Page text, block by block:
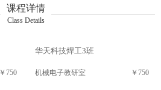
课程详情
Class Details
￥750
华天科技焊工3班
机械电子教研室 ￥750